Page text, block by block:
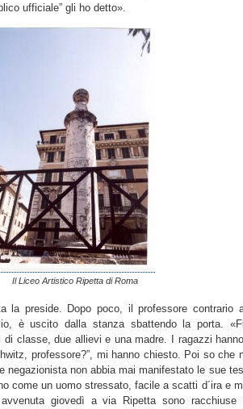
ufficiale” gli ho detto».
Il Liceo Artistico Ripetta di Roma
la preside. Dopo poco, il professore contrario
è uscito dalla stanza sbattendo la porta.
di classe, due allievi e una madre. I ragazzi
professore?”, mi hanno chiesto. Poi so che
negazionista non abbia mai manifestato le sue
come un uomo stressato, facile a scatti d´ira e
giovedì a via Ripetta sono racchiuse